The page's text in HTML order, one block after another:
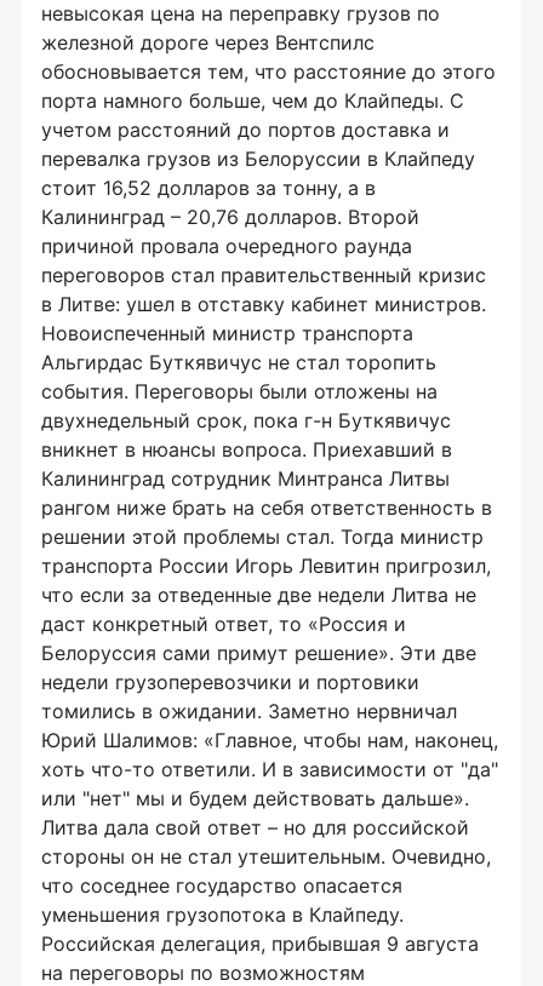
невысокая цена на переправку грузов по
железной дороге через Вентспилс
обосновывается тем, что расстояние до этого
порта намного больше, чем до Клайпеды. С
учетом расстояний до портов доставка и
перевалка грузов из Белоруссии в Клайпеду
стоит 16,52 долларов за тонну, а в
Калининград – 20,76 долларов. Второй
причиной провала очередного раунда
переговоров стал правительственный кризис
в Литве: ушел в отставку кабинет министров.
Новоиспеченный министр транспорта
Альгирдас Буткявичус не стал торопить
события. Переговоры были отложены на
двухнедельный срок, пока г-н Буткявичус
вникнет в нюансы вопроса. Приехавший в
Калининград сотрудник Минтранса Литвы
рангом ниже брать на себя ответственность в
решении этой проблемы стал. Тогда министр
транспорта России Игорь Левитин пригрозил,
что если за отведенные две недели Литва не
даст конкретный ответ, то «Россия и
Белоруссия сами примут решение». Эти две
недели грузоперевозчики и портовики
томились в ожидании. Заметно нервничал
Юрий Шалимов: «Главное, чтобы нам, наконец,
хоть что-то ответили. И в зависимости от "да"
или "нет" мы и будем действовать дальше».
Литва дала свой ответ – но для российской
стороны он не стал утешительным. Очевидно,
что соседнее государство опасается
уменьшения грузопотока в Клайпеду.
Российская делегация, прибывшая 9 августа
на переговоры по возможностям